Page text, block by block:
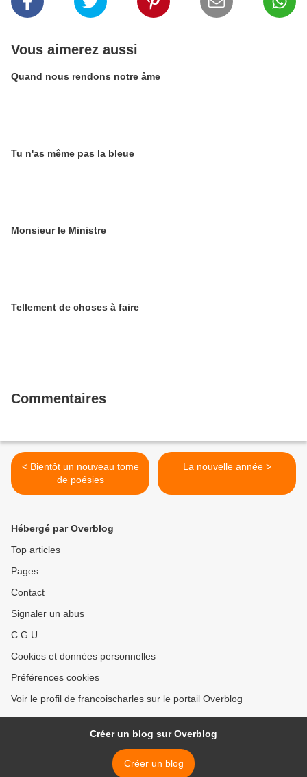
Vous aimerez aussi
Quand nous rendons notre âme
Tu n'as même pas la bleue
Monsieur le Ministre
Tellement de choses à faire
Commentaires
< Bientôt un nouveau tome
de poésies
La nouvelle année >
Hébergé par Overblog
Top articles
Pages
Contact
Signaler un abus
C.G.U.
Cookies et données personnelles
Préférences cookies
Voir le profil de francoischarles sur le portail Overblog
Créer un blog sur Overblog
Créer un blog